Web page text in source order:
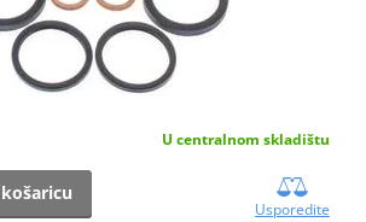
U centralnom skladištu
Usporedite